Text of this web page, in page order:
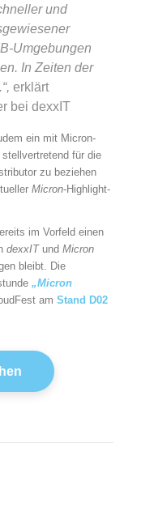
und
Umgebungen
In Zeiten der
erklärt
bei dexxIT
ein mit Micron-
für die
zu beziehen
Micron-Highlight-
im Vorfeld einen
dexxITund Micron
bleibt. Die
„Micron
am Stand D02